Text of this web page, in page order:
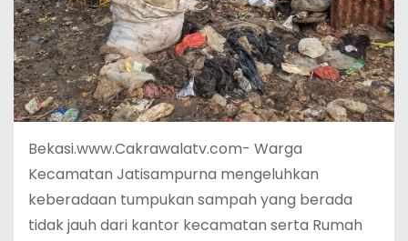
Bekasi.www.Cakrawalatv.com- Warga
Kecamatan Jatisampurna mengeluhkan
keberadaan tumpukan sampah yang berada
tidak jauh dari kantor kecamatan serta Rumah